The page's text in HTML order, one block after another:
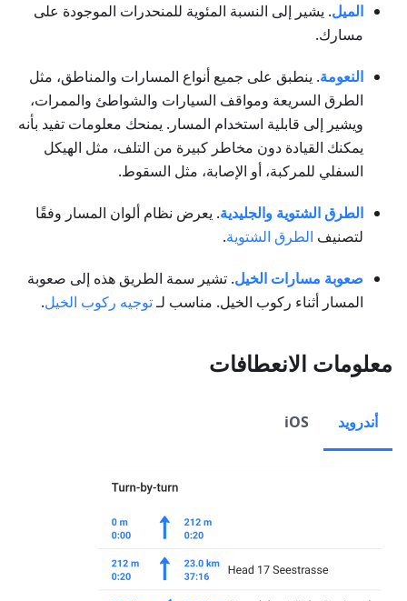
الميل. يشير إلى النسبة المئوية للمنحدرات الموجودة على
مسارك.
النعومة. ينطبق على جميع أنواع المسارات والمناطق، مثل
الطرق السريعة ومواقف السيارات والشواطئ والممرات،
ويشير إلى قابلية استخدام المسار. يمنحك معلومات تفيد بأنه
يمكنك القيادة دون مخاطر كبيرة من التلف، مثل الهيكل
السفلي للمركبة، أو الإصابة، مثل السقوط.
الطرق الشتوية والجليدية. يعرض نظام ألوان المسار وفقًا
لتصنيف الطرق الشتوية.
صعوبة مسارات الخيل. تشير سمة الطريق هذه إلى صعوبة
المسار أثناء ركوب الخيل. مناسب لـتوجيه ركوب الخيل.
معلومات الانعطافات
أندرويد iOS